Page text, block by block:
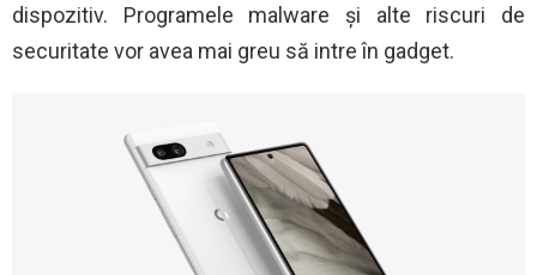
dispozitiv. Programele malware și alte riscuri de
securitate vor avea mai greu să intre în gadget.